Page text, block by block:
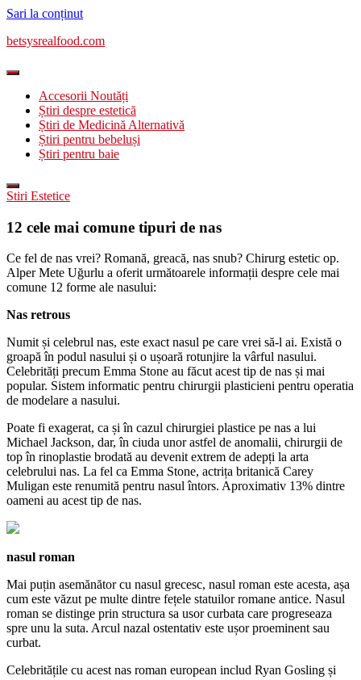
Sari la conținut
betsysrealfood.com
Accesorii Noutăți
Știri despre estetică
Știri de Medicină Alternativă
Știri pentru bebeluși
Știri pentru baie
Stiri Estetice
12 cele mai comune tipuri de nas
Ce fel de nas vrei? Romană, greacă, nas snub? Chirurg estetic op.
Alper Mete Uğurlu a oferit următoarele informații despre cele mai
comune 12 forme ale nasului:
Nas retrous
Numit și celebrul nas, este exact nasul pe care vrei să-l ai. Există o
groapă în podul nasului și o ușoară rotunjire la vârful nasului.
Celebrități precum Emma Stone au făcut acest tip de nas și mai
popular. Sistem informatic pentru chirurgii plasticieni pentru operatia
de modelare a nasului.
Poate fi exagerat, ca și în cazul chirurgiei plastice pe nas a lui
Michael Jackson, dar, în ciuda unor astfel de anomalii, chirurgii de
top în rinoplastie brodată au devenit extrem de adepți la arta
celebrului nas. La fel ca Emma Stone, actrița britanică Carey
Muligan este renumită pentru nasul întors. Aproximativ 13% dintre
oameni au acest tip de nas.
nasul roman
Mai puțin asemănător cu nasul grecesc, nasul roman este acesta, așa
cum este văzut pe multe dintre fețele statuilor romane antice. Nasul
roman se distinge prin structura sa usor curbata care progreseaza
spre unu la suta. Arcul nazal ostentativ este ușor proeminent sau
curbat.
Celebritățile cu acest nas roman european includ Ryan Gosling și